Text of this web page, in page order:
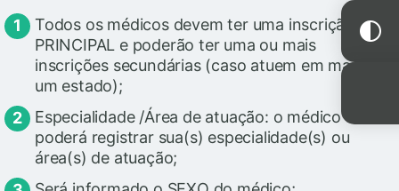
Todos os médicos devem ter uma inscrição
PRINCIPAL e poderão ter uma ou mais
inscrições secundárias (caso atuem em mais de
um estado);
Especialidade /Área de atuação: o médico
poderá registrar sua(s) especialidade(s) ou
área(s) de atuação;